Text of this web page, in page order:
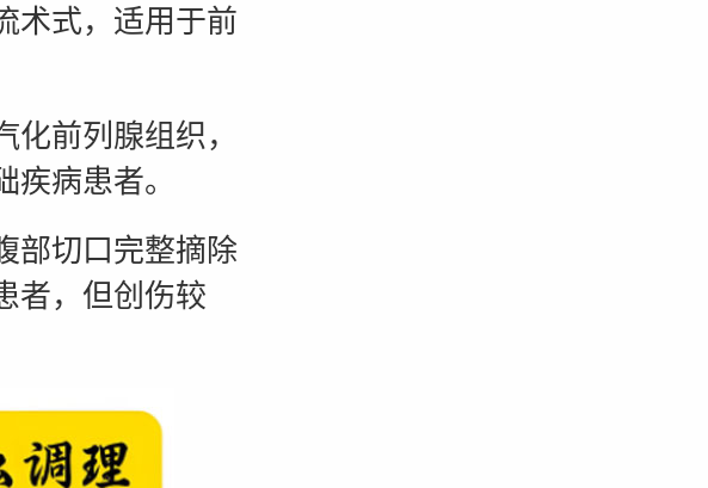
术式，适用于前
前列腺组织，
病患者。
切口完整摘除
者，但创伤较